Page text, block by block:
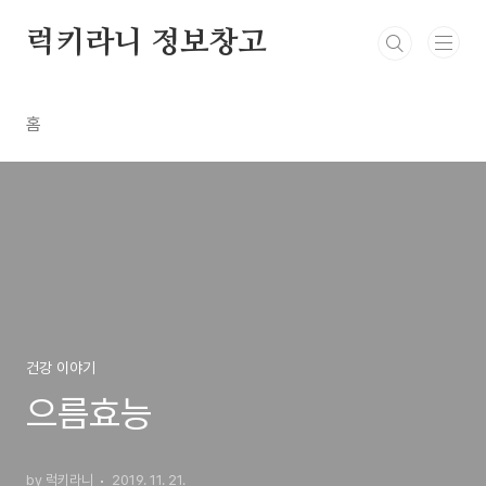
럭키라니 정보창고
홈
건강 이야기
으름효능
by 럭키라니 2019. 11. 21.